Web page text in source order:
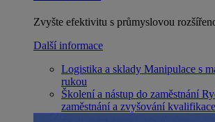
Zvyšte efektivitu s průmyslovou
Další informace
Logistika a sklady Manipulace s
rukou
Školení a nástup do zaměstnání
zaměstnání a zvyšování kvalifikace